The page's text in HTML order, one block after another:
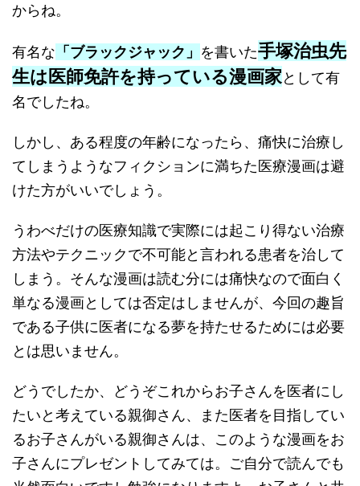
からね。
有名な 「ブラックジャック」 を書いた手塚治虫先
生は医師免許を持っている漫画家として有
名でしたね。
しかし、ある程度の年齢になったら、痛快に治療し
てしまうようなフィクションに満ちた医療漫画は避
けた方がいいでしょう。
うわべだけの医療知識で実際には起こり得ない治療
方法やテクニックで不可能と言われる患者を治して
しまう。そんな漫画は読む分には痛快なので面白く
単なる漫画としては否定はしませんが、今回の趣旨
である子供に医者になる夢を持たせるためには必要
とは思いません。
どうでしたか、どうぞこれからお子さんを医者にし
たいと考えている親御さん、また医者を目指してい
るお子さんがいる親御さんは、このような漫画をお
子さんにプレゼントしてみては。ご自分で読んでも